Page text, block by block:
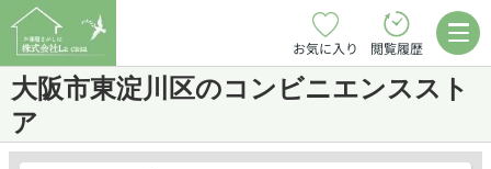
お気に入り 閲覧履歴
大阪市東淀川区のコンビニエンススト
ア